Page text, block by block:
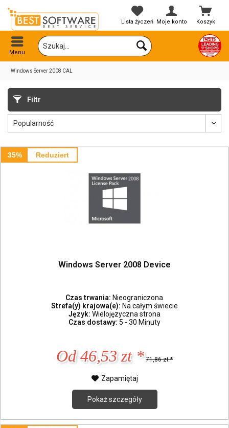
Koszyk
Lista życzeń Moje konto
Menu
Windows Server 2008 CAL
Filtr
35% Reduziert
Windows Server 2008 Device
Czas trwania: Nieograniczona
Strefa(y) krajowa(e): Na całym świecie
Język: Wielojęzyczna strona
Czas dostawy: 5 - 30 Minuty
Od 46,53 zt * 71,86 zt *
Zapamiętaj
Pokaż szczegóły